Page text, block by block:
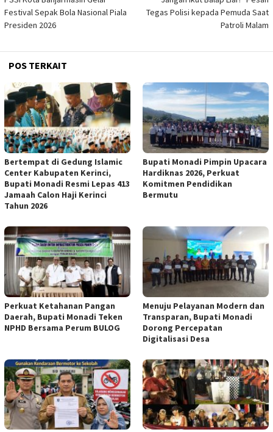
pos
Festival Sepak Bola Nasional Piala
Presiden 2026
Tegas Polisi kepada Pemuda Saat
Patroli Malam
POS TERKAIT
Bertempat di Gedung Islamic
Center Kabupaten Kerinci,
Bupati Monadi Resmi Lepas 413
Jamaah Calon Haji Kerinci
Tahun 2026
Bupati Monadi Pimpin Upacara
Hardiknas 2026, Perkuat
Komitmen Pendidikan
Bermutu
Perkuat Ketahanan Pangan
Daerah, Bupati Monadi Teken
NPHD Bersama Perum BULOG
Menuju Pelayanan Modern dan
Transparan, Bupati Monadi
Dorong Percepatan
Digitalisasi Desa